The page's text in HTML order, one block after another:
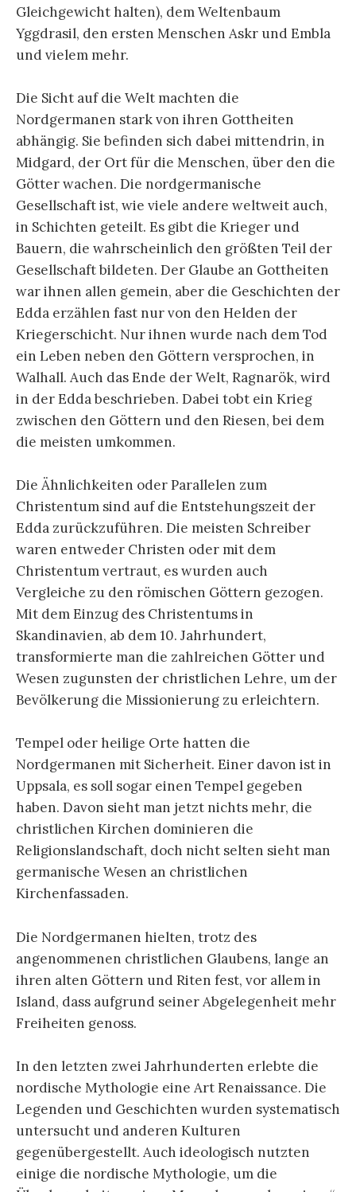
Gleichgewicht halten), dem Weltenbaum
Yggdrasil, den ersten Menschen Askr und Embla
und vielem mehr.
Die Sicht auf die Welt machten die
Nordgermanen stark von ihren Gottheiten
abhängig. Sie befinden sich dabei mittendrin, in
Midgard, der Ort für die Menschen, über den die
Götter wachen. Die nordgermanische
Gesellschaft ist, wie viele andere weltweit auch,
in Schichten geteilt. Es gibt die Krieger und
Bauern, die wahrscheinlich den größten Teil der
Gesellschaft bildeten. Der Glaube an Gottheiten
war ihnen allen gemein, aber die Geschichten der
Edda erzählen fast nur von den Helden der
Kriegerschicht. Nur ihnen wurde nach dem Tod
ein Leben neben den Göttern versprochen, in
Walhall. Auch das Ende der Welt, Ragnarök, wird
in der Edda beschrieben. Dabei tobt ein Krieg
zwischen den Göttern und den Riesen, bei dem
die meisten umkommen.
Die Ähnlichkeiten oder Parallelen zum
Christentum sind auf die Entstehungszeit der
Edda zurückzuführen. Die meisten Schreiber
waren entweder Christen oder mit dem
Christentum vertraut, es wurden auch
Vergleiche zu den römischen Göttern gezogen.
Mit dem Einzug des Christentums in
Skandinavien, ab dem 10. Jahrhundert,
transformierte man die zahlreichen Götter und
Wesen zugunsten der christlichen Lehre, um der
Bevölkerung die Missionierung zu erleichtern.
Tempel oder heilige Orte hatten die
Nordgermanen mit Sicherheit. Einer davon ist in
Uppsala, es soll sogar einen Tempel gegeben
haben. Davon sieht man jetzt nichts mehr, die
christlichen Kirchen dominieren die
Religionslandschaft, doch nicht selten sieht man
germanische Wesen an christlichen
Kirchenfassaden.
Die Nordgermanen hielten, trotz des
angenommenen christlichen Glaubens, lange an
ihren alten Göttern und Riten fest, vor allem in
Island, dass aufgrund seiner Abgelegenheit mehr
Freiheiten genoss.
In den letzten zwei Jahrhunderten erlebte die
nordische Mythologie eine Art Renaissance. Die
Legenden und Geschichten wurden systematisch
untersucht und anderen Kulturen
gegenübergestellt. Auch ideologisch nutzten
einige die nordische Mythologie, um die